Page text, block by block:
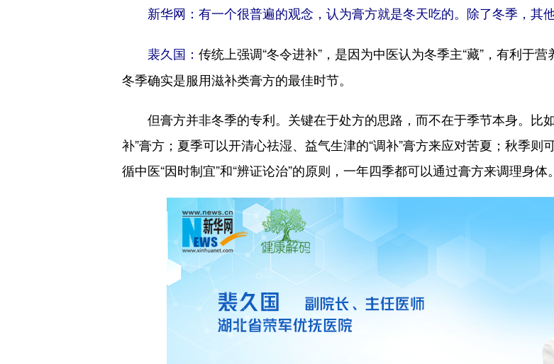
新华网：有一个很普遍的观念，认为膏方就是冬天吃的。除了冬季，其
裴久国： 传统上强调“冬令进补”，是因为中医认为冬季主“藏”，有利于
冬季确实是服用滋补类膏方的最佳时节。
但膏方并非冬季的专利。关键在于处方的思路，而不在于季节本身。比
补”膏方；夏季可以开清心祛湿、益气生津的“调补”膏方来应对苦夏；秋季则
循中医“因时制宜”和“辨证论治”的原则，一年四季都可以通过膏方来调理身